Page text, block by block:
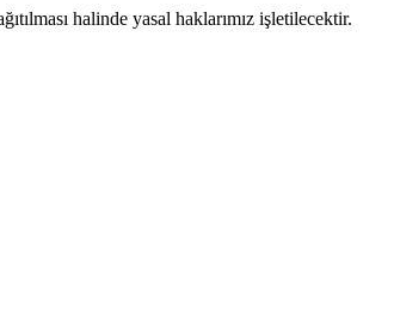
halinde yasal haklarımız işletilecektir.